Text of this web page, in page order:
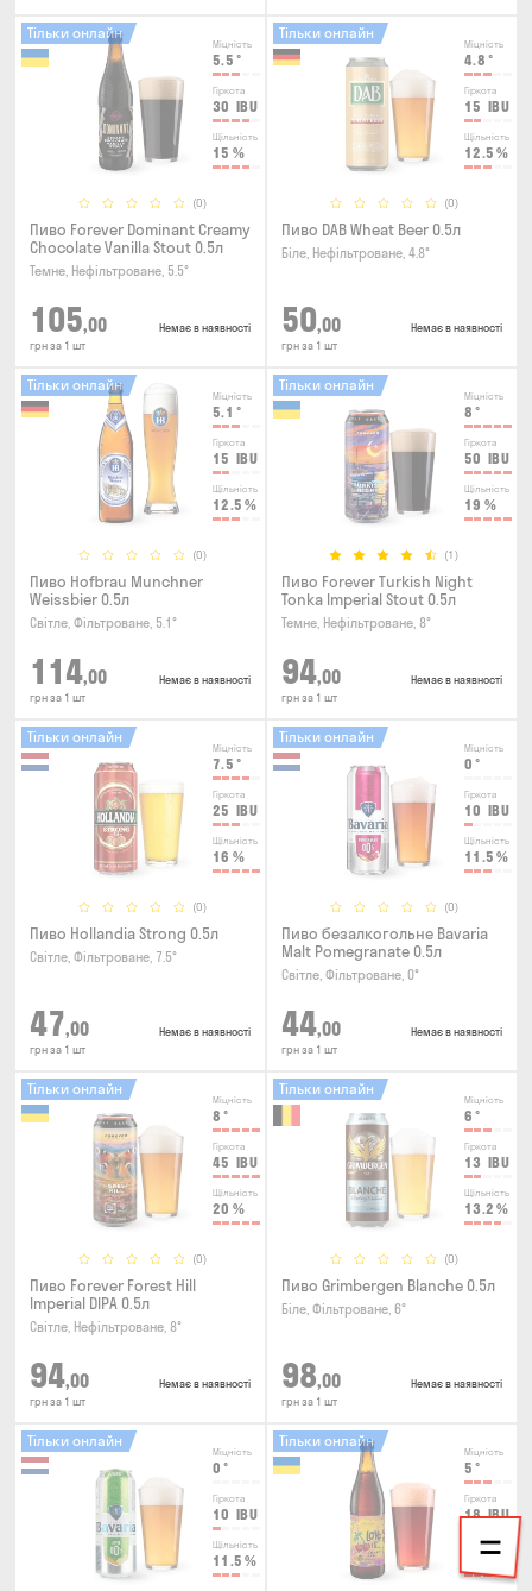
Міцність
5.5 °
Гіркота
30 IBU
Щільність
15 %
(0)
Тільки онлайн
Пиво Forever Dominant Creamy
Chocolate Vanilla Stout 0.5л
Темне, Нефільтроване, 5.5°
105,00
грн за 1 шт
Немає в наявності
Міцність
4.8 °
Гіркота
15 IBU
Щільність
12.5 %
(0)
Тільки онлайн
Пиво DAB Wheat Beer 0.5л
Біле, Нефільтроване, 4.8°
50,00
грн за 1 шт
Немає в наявності
Міцність
5.1 °
Гіркота
15 IBU
Щільність
12.5 %
(0)
Тільки онлайн
Пиво Hofbrau Munchner
Weissbier 0.5л
Світле, Фільтроване, 5.1°
114,00
грн за 1 шт
Немає в наявності
Міцність
8 °
Гіркота
50 IBU
Щільність
19 %
(1)
Тільки онлайн
Пиво Forever Turkish Night
Tonka Imperial Stout 0.5л
Темне, Нефільтроване, 8°
94,00
грн за 1 шт
Немає в наявності
Міцність
7.5 °
Гіркота
25 IBU
Щільність
16 %
(0)
Тільки онлайн
Пиво Hollandia Strong 0.5л
Світле, Фільтроване, 7.5°
47,00
грн за 1 шт
Немає в наявності
Міцність
0 °
Гіркота
10 IBU
Щільність
11.5 %
(0)
Тільки онлайн
Пиво безалкогольне Bavaria
Malt Pomegranate 0.5л
Світле, Фільтроване, 0°
44,00
грн за 1 шт
Немає в наявності
Міцність
8 °
Гіркота
45 IBU
Щільність
20 %
(0)
Тільки онлайн
Пиво Forever Forest Hill
Imperial DIPA 0.5л
Світле, Нефільтроване, 8°
94,00
грн за 1 шт
Немає в наявності
Міцність
6 °
Гіркота
13 IBU
Щільність
13.2 %
(0)
Тільки онлайн
Пиво Grimbergen Blanche 0.5л
Біле, Фільтроване, 6°
98,00
грн за 1 шт
Немає в наявності
Міцність
0 °
Гіркота
10 IBU
Щільність
11.5 %
Тільки онлайн
Міцність
5 °
Гіркота
18IBU
Щільність
Тільки онлайн